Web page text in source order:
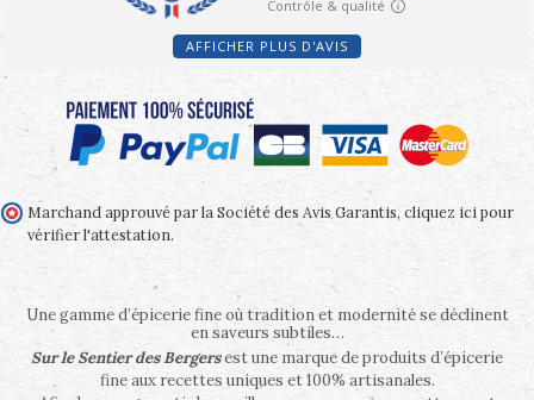
AFFICHER PLUS D'AVIS
Marchand approuvé par la Société des Avis Garantis, cliquez ici pour
vérifier l'attestation.
Une gamme d’épicerie fine où tradition et modernité se déclinent
en saveurs subtiles…
Sur le Sentier des Bergersest une marque de produits d’épicerie
fine aux recettes uniques et 100% artisanales.